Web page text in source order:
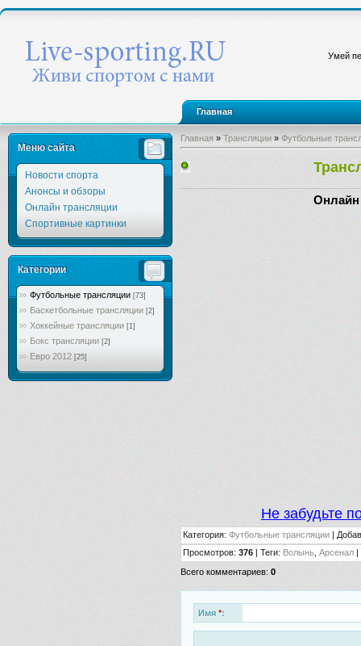
Умей
Главная
Меню сайта
Новости спорта
Анонсы и обзоры
Онлайн трансляции
Спортивные картинки
Категории
Футбольные трансляции [73]
Баскетбольные трансляции [2]
Хоккейные трансляции [1]
Бокс трансляции [2]
Евро 2012 [25]
Главная » Трансляции » Футбольные
Онлайн
Не забудьте
Категория: Футбольные трансляции
Просмотров: 376 Теги: Волынь, Арсенал
Всего комментариев: 0
Имя *: